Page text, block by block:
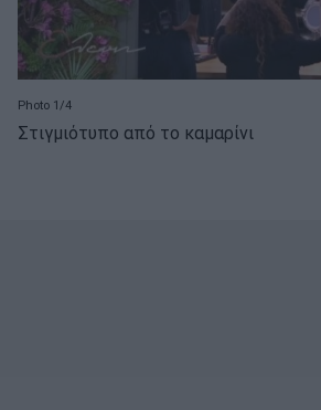
Photo 1/4
Στιγμιότυπο από το καμαρίνι